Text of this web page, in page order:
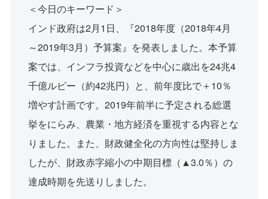
＜今日のキーワード＞
インド政府は2月1日、『2018年度（2018年4月
～2019年3月）予算案』を発表しました。本予算
案では、インフラ投資などを中心に歳出を24兆4
千億ルピー（約42兆円）と、前年度比で＋10％
増やす計画です。2019年前半に予定される総選
挙をにらみ、農業・地方経済を重視する内容とな
りました。また、財政健全化の方向性は堅持しま
したが、財政赤字縮小の中期目標（▲3.0％）の
達成時期を先送りしました。